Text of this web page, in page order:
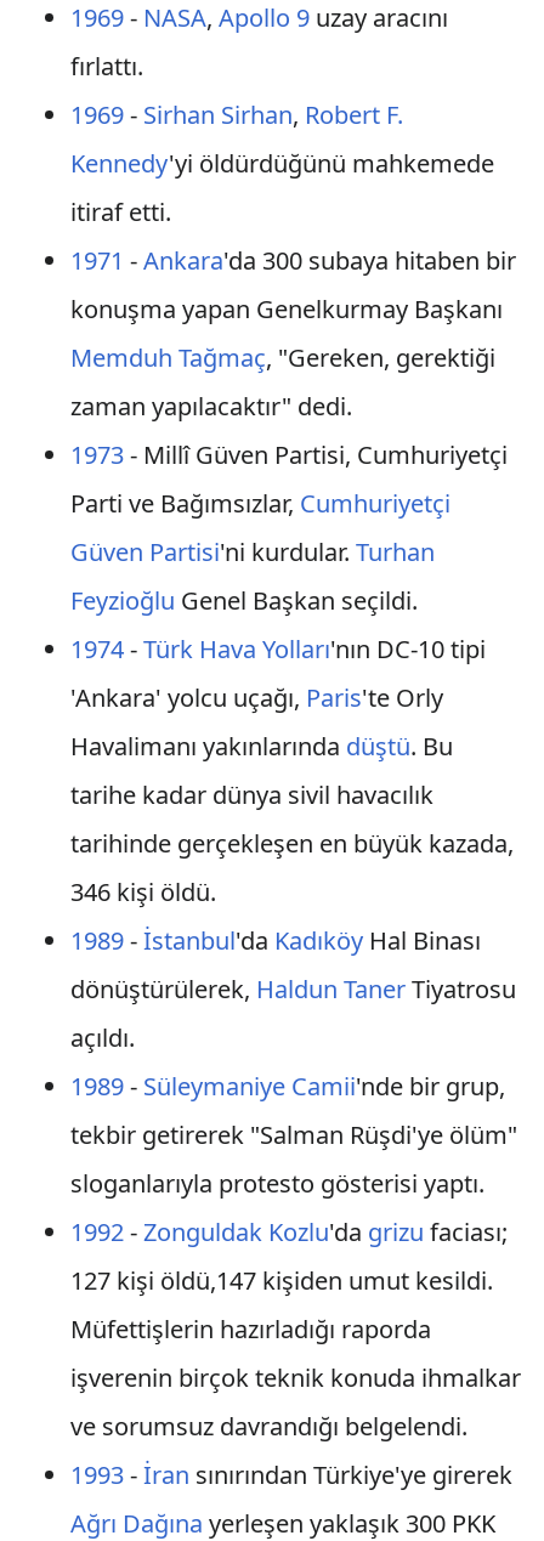
1969- NASA, Apollo 9uzay aracını
fırlattı.
1969- Sirhan Sirhan, Robert F.
Kennedy'yi öldürdüğünü mahkemede
itiraf etti.
1971 -Ankara'da 300 subaya hitaben bir
konuşma yapan Genelkurmay Başkanı
Memduh Tağmaç, "Gereken, gerektiği
zaman yapılacaktır" dedi.
1973- Millî Güven Partisi, Cumhuriyetçi
Parti ve Bağımsızlar, Cumhuriyetçi
Güven Partisi'ni kurdular. Turhan
Feyzioğlu Genel Başkan seçildi.
1974-Türk Hava Yolları'nın DC-10 tipi
'Ankara' yolcu uçağı, Paris'te Orly
Havalimanı yakınlarında düştü. Bu
tarihe kadar dünya sivil havacılık
tarihinde gerçekleşen en büyük kazada,
346 kişi öldü.
1989-İstanbul'da KadıköyHal Binası
dönüştürülerek, Haldun TanerTiyatrosu
açıldı.
1989- Süleymaniye Camii'nde bir grup,
tekbir getirerek "Salman Rüşdi'ye ölüm"
sloganlarıyla protesto gösterisi yaptı.
1992-Zonguldak Kozlu'da grizu faciası;
127 kişi öldü,147 kişiden umut kesildi.
Müfettişlerin hazırladığı raporda
işverenin birçok teknik konuda ihmalkar
ve sorumsuz davrandığı belgelendi.
1993-İran sınırından Türkiye'ye girerek
Ağrı Dağına yerleşen yaklaşık 300 PKK